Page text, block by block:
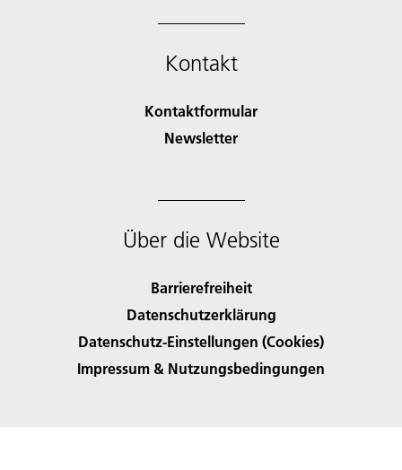
Kontakt
Kontaktformular
Newsletter
Über die Website
Barrierefreiheit
Datenschutzerklärung
Datenschutz-Einstellungen (Cookies)
Impressum & Nutzungsbedingungen